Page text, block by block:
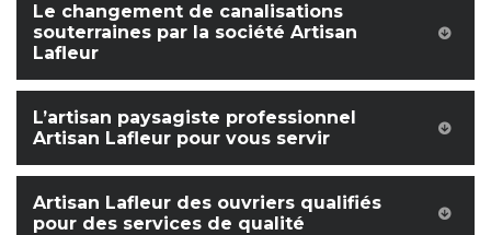
Le changement de canalisations
souterraines par la société Artisan
Lafleur
L’artisan paysagiste professionnel
Artisan Lafleur pour vous servir
Artisan Lafleur des ouvriers qualifiés
pour des services de qualité